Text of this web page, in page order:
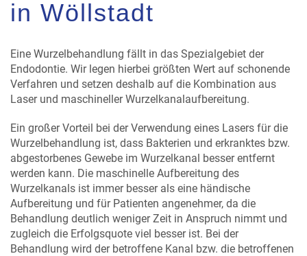
in Wöllstadt
Eine Wurzelbehandlung fällt in das Spezialgebiet der
Endodontie. Wir legen hierbei größten Wert auf schonende
Verfahren und setzen deshalb auf die Kombination aus
Laser und maschineller Wurzelkanalaufbereitung.
Ein großer Vorteil bei der Verwendung eines Lasers für die
Wurzelbehandlung ist, dass Bakterien und erkranktes bzw.
abgestorbenes Gewebe im Wurzelkanal besser entfernt
werden kann. Die maschinelle Aufbereitung des
Wurzelkanals ist immer besser als eine händische
Aufbereitung und für Patienten angenehmer, da die
Behandlung deutlich weniger Zeit in Anspruch nimmt und
zugleich die Erfolgsquote viel besser ist. Bei der
Behandlung wird der betroffene Kanal bzw. die betroffenen